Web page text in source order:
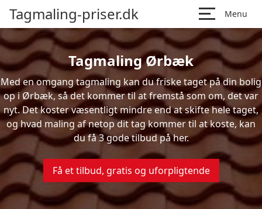
Tagmaling-priser.dk Menu
Tagmaling Ørbæk
Med en omgang tagmaling kan du friske taget på din bolig
op i Ørbæk, så det kommer til at fremstå som om, det var
nyt. Det koster væsentligt mindre end at skifte hele taget,
og hvad maling af netop dit tag kommer til at koste, kan
du få 3 gode tilbud på her.
Få et tilbud, gratis og uforpligtende